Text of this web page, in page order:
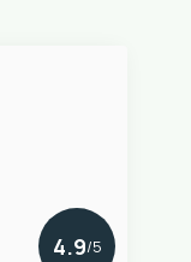
4.9/5